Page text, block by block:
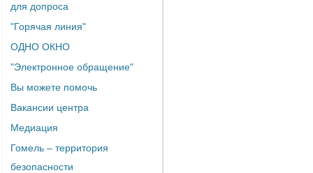
для допроса
"Горячая линия"
ОДНО ОКНО
"Электронное обращение"
Вы можете помочь
Вакансии центра
Медиация
Гомель – территория
безопасности